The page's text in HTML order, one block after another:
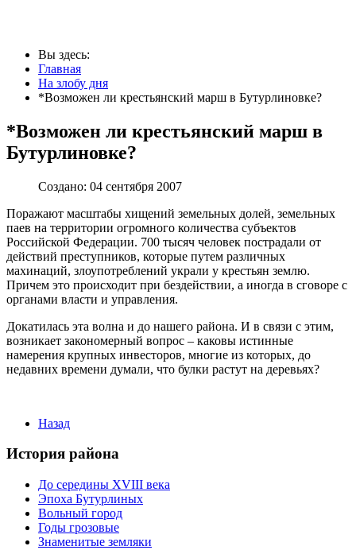
Вы здесь:
Главная
На злобу дня
*Возможен ли крестьянский марш в Бутурлиновке?
*Возможен ли крестьянский марш в
Бутурлиновке?
Создано: 04 сентября 2007
Поражают масштабы хищений земельных долей, земельных
паев на территории огромного количества субъектов
Российской Федерации. 700 тысяч человек пострадали от
действий преступников, которые путем различных
махинаций, злоупотреблений украли у крестьян землю.
Причем это происходит при бездействии, а иногда в сговоре с
органами власти и управления.
Докатилась эта волна и до нашего района. И в связи с этим,
возникает закономерный вопрос – каковы истинные
намерения крупных инвесторов, многие из которых, до
недавних времени думали, что булки растут на деревьях?
Назад
История района
До середины XVIII века
Эпоха Бутурлиных
Вольный город
Годы грозовые
Знаменитые земляки